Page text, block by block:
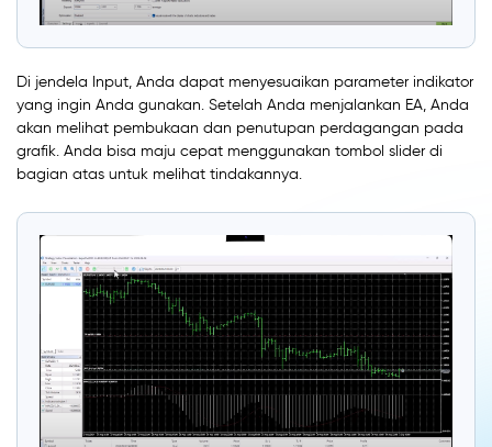
Di jendela Input, Anda dapat menyesuaikan parameter indikator
yang ingin Anda gunakan. Setelah Anda menjalankan EA, Anda
akan melihat pembukaan dan penutupan perdagangan pada
grafik. Anda bisa maju cepat menggunakan tombol slider di
bagian atas untuk melihat tindakannya.